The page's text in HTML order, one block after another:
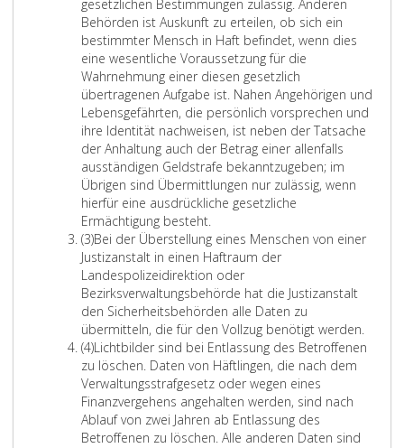
gesetzlichen Bestimmungen zulässig. Anderen
Behörden ist Auskunft zu erteilen, ob sich ein
bestimmter Mensch in Haft befindet, wenn dies
eine wesentliche Voraussetzung für die
Wahrnehmung einer diesen gesetzlich
übertragenen Aufgabe ist. Nahen Angehörigen und
Lebensgefährten, die persönlich vorsprechen und
ihre Identität nachweisen, ist neben der Tatsache
der Anhaltung auch der Betrag einer allenfalls
ausständigen Geldstrafe bekanntzugeben; im
Übrigen sind Übermittlungen nur zulässig, wenn
hierfür eine ausdrückliche gesetzliche
Ermächtigung besteht.
i
e
Ü
b
e
r
m
t
t
u
(3)A
b
s
a
t
z
3
Bei der Überstellung eines Menschen von einer
Justizanstalt in einen Haftraum der
Landespolizeidirektion oder
Bezirksverwaltungsbehörde hat die Justizanstalt
den Sicherheitsbehörden alle Daten zu
übermitteln, die für den Vollzug benötigt werden.
(4)A
b
s
a
t
z
Lichtbilder sind bei Entlassung des Betroffenen
zu löschen. Daten von Häftlingen, die nach dem
Verwaltungsstrafgesetz oder wegen eines
Finanzvergehens angehalten werden, sind nach
Ablauf von zwei Jahren ab Entlassung des
Betroffenen zu löschen. Alle anderen Daten sind